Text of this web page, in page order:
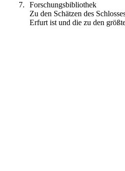
7.
Forschungsbibliothek
Zu den Schätzen des
Erfurt ist und die zu den